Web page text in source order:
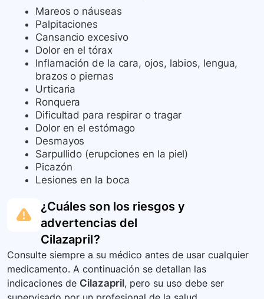
Mareos o náuseas
Palpitaciones
Cansancio excesivo
Dolor en el tórax
Inflamación de la cara, ojos, labios, lengua,
brazos o piernas
Urticaria
Ronquera
Dificultad para respirar o tragar
Dolor en el estómago
Desmayos
Sarpullido (erupciones en la piel)
Picazón
Lesiones en la boca
¿Cuáles son los riesgos y
advertencias del
Cilazapril?
Consulte siempre a su médico antes de usar cualquier
medicamento. A continuación se detallan las
indicaciones de Cilazapril, pero su uso debe ser